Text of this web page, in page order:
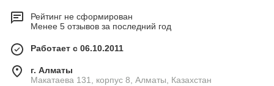
Рейтинг не сформирован
Менее 5 отзывов за последний год
Работает с 06.10.2011
г. Алматы
Макатаева 131, корпус 8, Алматы, Казахстан